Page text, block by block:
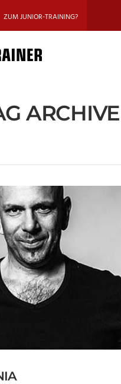
ZUM JUNIOR-TRAINING?
ARCHIVE